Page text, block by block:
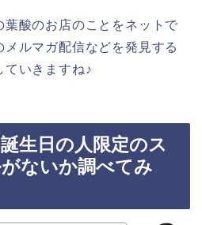
酸のお店のことをネットで
ルマガ配信などを発見する
ていきますね♪
生日の人限定のス
ないか調べてみ